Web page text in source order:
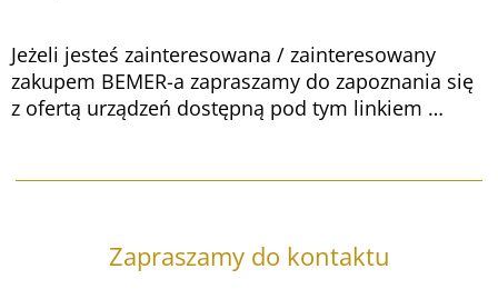
Jeżeli jesteś zainteresowana / zainteresowany
zakupem BEMER-a zapraszamy do zapoznania się
z ofertą urządzeń dostępną pod tym linkiem …
Zapraszamy do kontaktu